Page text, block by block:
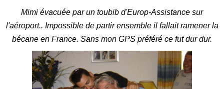
Mimi évacuée par un toubib d'Europ-Assistance sur
l'aéroport.. Impossible de partir ensemble il fallait ramener la
bécane en France. Sans mon GPS préféré ce fut dur dur.